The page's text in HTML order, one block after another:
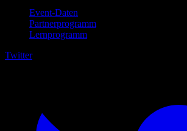
Event-Daten
Partnerprogramm
Lernprogramm
Twitter